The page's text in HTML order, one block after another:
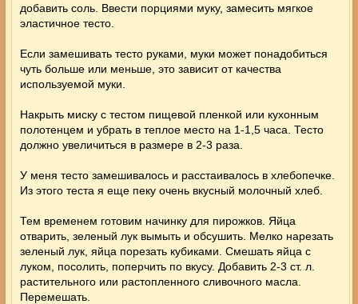
добавить соль. Ввести порциями муку, замесить мягкое
эластичное тесто.
Если замешивать тесто руками, муки может понадобиться
чуть больше или меньше, это зависит от качества
используемой муки.
Накрыть миску с тестом пищевой пленкой или кухонным
полотенцем и убрать в теплое место на 1-1,5 часа. Тесто
должно увеличиться в размере в 2-3 раза.
У меня тесто замешивалось и расстаивалось в хлебопечке.
Из этого теста я еще пеку очень вкусный молочный хлеб.
Тем временем готовим начинку для пирожков. Яйца
отварить, зеленый лук вымыть и обсушить. Мелко нарезать
зеленый лук, яйца порезать кубиками. Смешать яйца с
луком, посолить, поперчить по вкусу. Добавить 2-3 ст. л.
растительного или растопленного сливочного масла.
Перемешать.